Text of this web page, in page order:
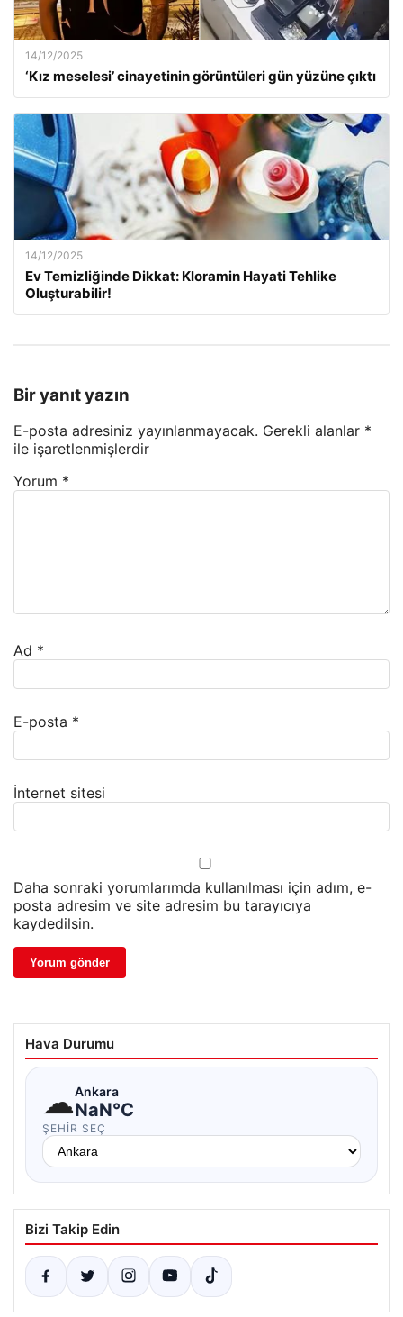
14/12/2025
‘Kız meselesi’ cinayetinin görüntüleri gün yüzüne çıktı
14/12/2025
Ev Temizliğinde Dikkat: Kloramin Hayati Tehlike
Oluşturabilir!
Bir yanıt yazın
E-posta adresiniz yayınlanmayacak. Gerekli alanlar *
ile işaretlenmişlerdir
Yorum *
Ad *
E-posta *
İnternet sitesi
Daha sonraki yorumlarımda kullanılması için adım, e-
posta adresim ve site adresim bu tarayıcıya
kaydedilsin.
Hava Durumu
☁Ankara
NaN°C
ŞEHIR SEÇ
Bizi Takip Edin